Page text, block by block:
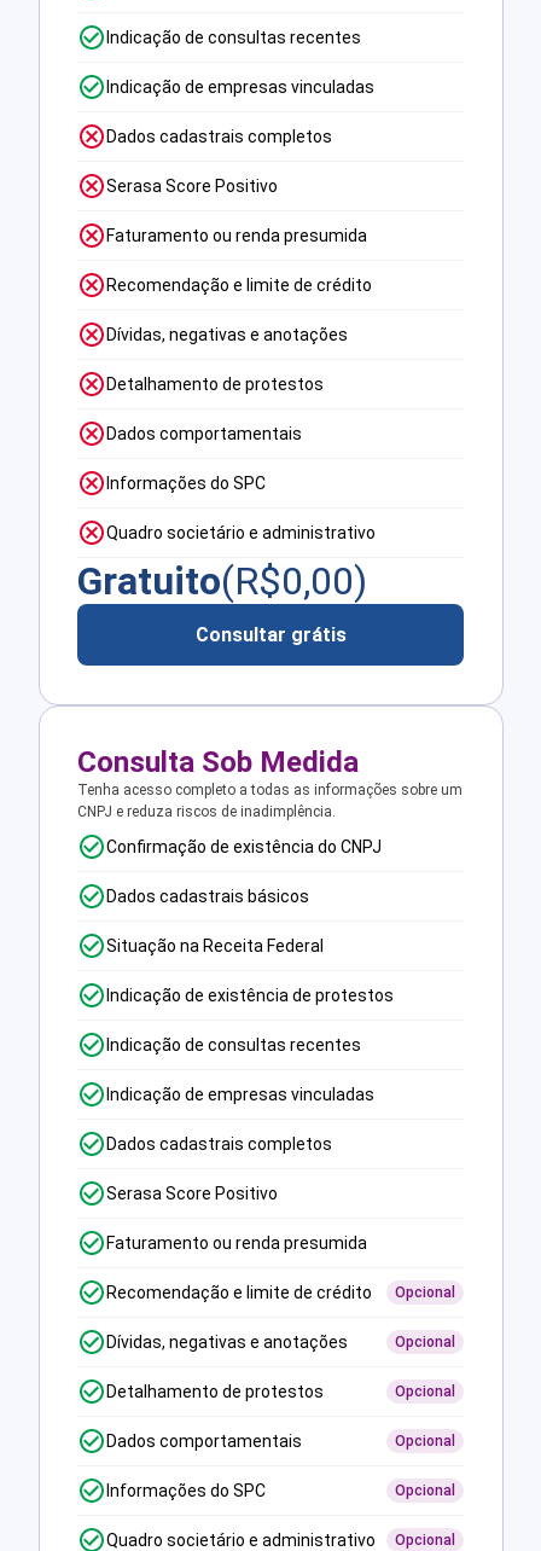
Indicação de consultas recentes
Indicação de empresas vinculadas
Dados cadastrais completos
Serasa Score Positivo
Faturamento ou renda presumida
Recomendação e limite de crédito
Dívidas, negativas e anotações
Detalhamento de protestos
Dados comportamentais
Informações do SPC
Quadro societário e administrativo
Gratuito(R$0,00)
Consultar grátis
Consulta Sob Medida
Tenha acesso completo a todas as informações sobre um
CNPJ e reduza riscos de inadimplência.
Confirmação de existência do CNPJ
Dados cadastrais básicos
Situação na Receita Federal
Indicação de existência de protestos
Indicação de consultas recentes
Indicação de empresas vinculadas
Dados cadastrais completos
Serasa Score Positivo
Faturamento ou renda presumida
Recomendação e limite de crédito Opcional
Dívidas, negativas e anotações Opcional
Detalhamento de protestos Opcional
Dados comportamentais Opcional
Informações do SPC Opcional
Quadro societário e administrativo Opcional